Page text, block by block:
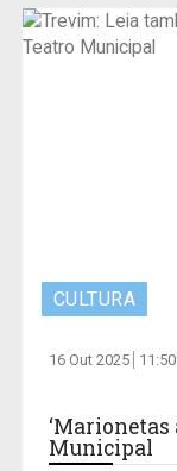
CULTURA
16 Out 2025
‘Marionetas
Municipal